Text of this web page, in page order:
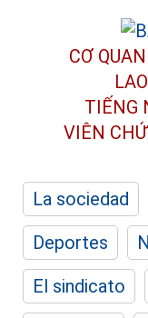
CƠ
TIẾNG
VIÊN
La sociedad
Deportes
El sindicato